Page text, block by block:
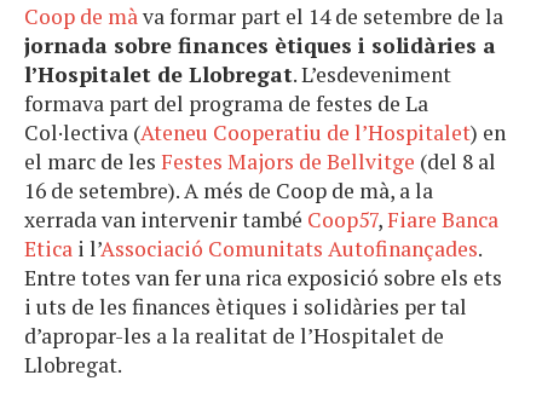
Coop de màva formar part el 14 de setembre de la
jornada sobre finances ètiques i solidàries a
l’Hospitalet de Llobregat. L’esdeveniment
formava part del programa de festes de La
Col·lectiva (Ateneu Cooperatiu de l’Hospitalet) en
el marc de les Festes Majors de Bellvitge (del 8 al
16 de setembre). A més de Coop de mà, a la
xerrada van intervenir també Coop57,Fiare Banca
Etica i l’Associació Comunitats Autofinançades.
Entre totes van fer una rica exposició sobre els ets
i uts de les finances ètiques i solidàries per tal
d’apropar-les a la realitat de l’Hospitalet de
Llobregat.